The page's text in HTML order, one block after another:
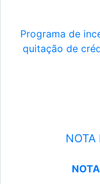
Programa de
quitação de
NOTA